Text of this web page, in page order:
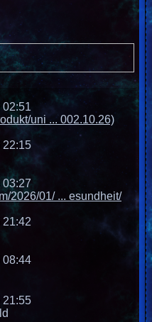
02:51
uni ... 002.10.26)
22:15
03:27
2026/01/ ... esundheit/
21:42
08:44
21:55